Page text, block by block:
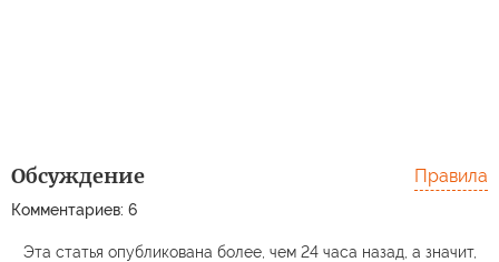
Обсуждение
Комментариев: 6
Правила
Эта статья опубликована более, чем 24 часа назад, а значит,